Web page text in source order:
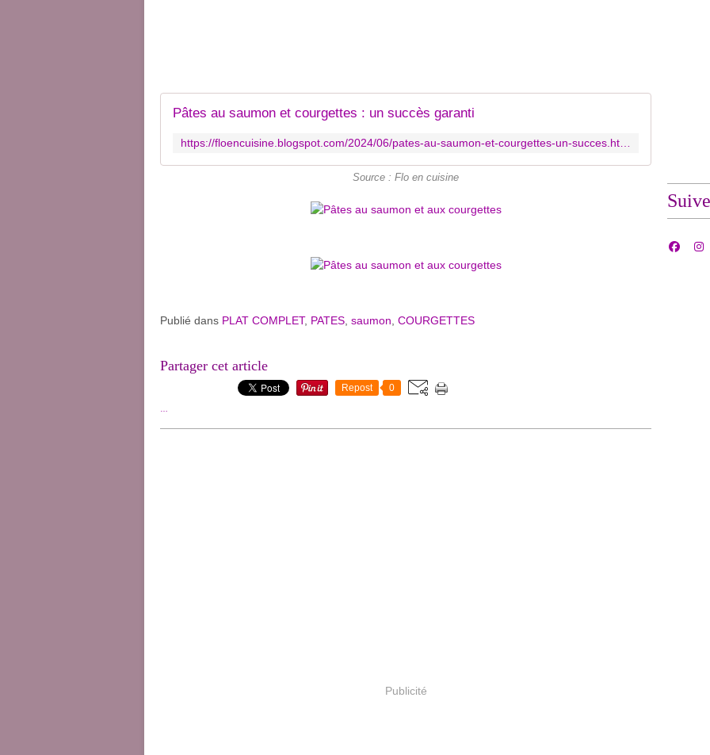
Pâtes au saumon et courgettes : un succès garanti
Source : Flo en cuisine
Publié dans PLAT COMPLET, PATES saumon COURGETTES
Partager cet article
Repost 0
Publicité